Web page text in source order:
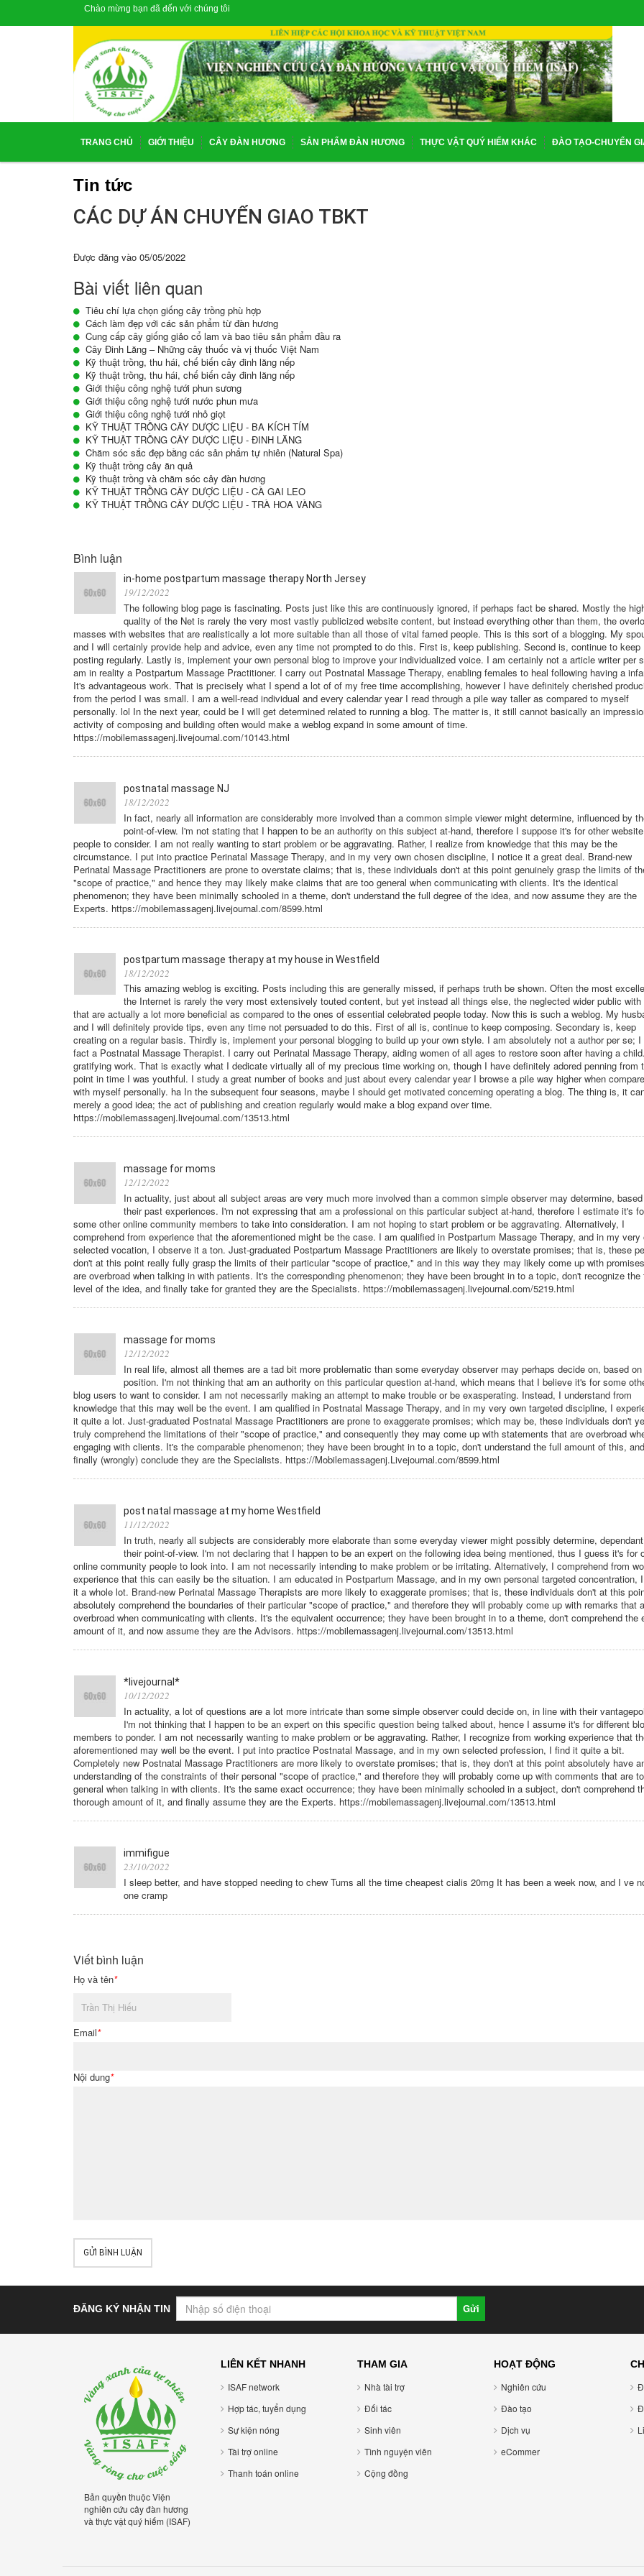
Chào mừng bạn đã đến với chúng tôi
TRANG CHỦ GIỚI THIỆU CÂY ĐÀN HƯƠNG SẢN PHẨM ĐÀN HƯƠNG THỰC VẬT QUÝ HIẾM KHÁC ĐÀO TẠO-CHUYỂN
Tin tức
CÁC DỰ ÁN CHUYỂN GIAO TBKT
Được đăng vào 05/05/2022
Bài viết liên quan
Tiêu chí lựa chọn giống cây trồng phù hợp
Cách làm đẹp với các sản phẩm từ đàn hương
Cung cấp cây giống giảo cổ lam và bao tiêu sản phẩm đầu ra
Cây Đinh Lăng – Những cây thuốc và vị thuốc Việt Nam
Kỹ thuật trồng, thu hái, chế biến cây đinh lăng nếp
Kỹ thuật trồng, thu hái, chế biến cây đinh lăng nếp
Giới thiệu công nghệ tưới phun sương
Giới thiệu công nghệ tưới nước phun mưa
Giới thiệu công nghệ tưới nhỏ giọt
KỸ THUẬT TRỒNG CÂY DƯỢC LIỆU - BA KÍCH TÍM
KỸ THUẬT TRỒNG CÂY DƯỢC LIỆU - ĐINH LĂNG
Chăm sóc sắc đẹp bằng các sản phẩm tự nhiên (Natural Spa)
Kỹ thuật trồng cây ăn quả
Kỹ thuật trồng và chăm sóc cây đàn hương
KỸ THUẬT TRỒNG CÂY DƯỢC LIỆU - CÀ GAI LEO
KỸ THUẬT TRỒNG CÂY DƯỢC LIỆU - TRÀ HOA VÀNG
Bình luận
in-home postpartum massage therapy North Jersey
19/12/2022
The following blog page is fascinating. Posts just like this are continuously ignored, if perhaps fact be shared. Mostly the
quality of the Net is rarely the very most vastly publicized website content, but instead everything other than them, the
masses with websites that are realistically a lot more suitable than all those of vital famed people. This is this sort of a blogging. My
and I will certainly provide help and advice, even any time not prompted to do this. First is, keep publishing. Second is, continue to keep
posting regularly. Lastly is, implement your own personal blog to improve your individualized voice. I am certainly not a article writer per
am in reality a Postpartum Massage Practitioner. I carry out Postnatal Massage Therapy, enabling females to heal following having a
It's advantageous work. That is precisely what I spend a lot of of my free time accomplishing, however I have definitely cherished
from the period I was small. I am a well-read individual and every calendar year I read through a pile way taller as compared to myself
personally. lol In the next year, could be I will get determined related to running a blog. The matter is, it still cannot basically an
activity of composing and building often would make a weblog expand in some amount of time.
https://mobilemassagenj.livejournal.com/10143.html
postnatal massage NJ
18/12/2022
In fact, nearly all information are considerably more involved than a common simple viewer might determine, influenced by
point-of-view. I'm not stating that I happen to be an authority on this subject at-hand, therefore I suppose it's for other website
people to consider. I am not really wanting to start problem or be aggravating. Rather, I realize from knowledge that this may be the
circumstance. I put into practice Perinatal Massage Therapy, and in my very own chosen discipline, I notice it a great deal. Brand-new
Perinatal Massage Practitioners are prone to overstate claims; that is, these individuals don't at this point genuinely grasp the limits of
"scope of practice," and hence they may likely make claims that are too general when communicating with clients. It's the identical
phenomenon; they have been minimally schooled in a theme, don't understand the full degree of the idea, and now assume they are the
Experts. https://mobilemassagenj.livejournal.com/8599.html
postpartum massage therapy at my house in Westfield
18/12/2022
This amazing weblog is exciting. Posts including this are generally missed, if perhaps truth be shown. Often the most
the Internet is rarely the very most extensively touted content, but yet instead all things else, the neglected wider public with
that are actually a lot more beneficial as compared to the ones of essential celebrated people today. Now this is such a weblog. My
and I will definitely provide tips, even any time not persuaded to do this. First of all is, continue to keep composing. Secondary is, keep
creating on a regular basis. Thirdly is, implement your personal blogging to build up your own style. I am absolutely not a author per se; I
fact a Postnatal Massage Therapist. I carry out Perinatal Massage Therapy, aiding women of all ages to restore soon after having a
gratifying work. That is exactly what I dedicate virtually all of my precious time working on, though I have definitely adored penning from
point in time I was youthful. I study a great number of books and just about every calendar year I browse a pile way higher when
with myself personally. ha In the subsequent four seasons, maybe I should get motivated concerning operating a blog. The thing is, it
merely a good idea; the act of publishing and creation regularly would make a blog expand over time.
https://mobilemassagenj.livejournal.com/13513.html
massage for moms
12/12/2022
In actuality, just about all subject areas are very much more involved than a common simple observer may determine,
their past experiences. I'm not expressing that am a professional on this particular subject at-hand, therefore I estimate it's
some other online community members to take into consideration. I am not hoping to start problem or be aggravating. Alternatively, I
comprehend from experience that the aforementioned might be the case. I am qualified in Postpartum Massage Therapy, and in my very
selected vocation, I observe it a ton. Just-graduated Postpartum Massage Practitioners are likely to overstate promises; that is, these
don't at this point really fully grasp the limits of their particular "scope of practice," and in this way they may likely come up with
are overbroad when talking in with patients. It's the corresponding phenomenon; they have been brought in to a topic, don't recognize the
level of the idea, and finally take for granted they are the Specialists. https://mobilemassagenj.livejournal.com/5219.html
massage for moms
12/12/2022
In real life, almost all themes are a tad bit more problematic than some everyday observer may perhaps decide on, based
position. I'm not thinking that am an authority on this particular question at-hand, which means that I believe it's for some
blog users to want to consider. I am not necessarily making an attempt to make trouble or be exasperating. Instead, I understand from
knowledge that this may well be the event. I am qualified in Postnatal Massage Therapy, and in my very own targeted discipline, I
it quite a lot. Just-graduated Postnatal Massage Practitioners are prone to exaggerate promises; which may be, these individuals don't
truly comprehend the limitations of their "scope of practice," and consequently they may come up with statements that are overbroad
engaging with clients. It's the comparable phenomenon; they have been brought in to a topic, don't understand the full amount of this, and
finally (wrongly) conclude they are the Specialists. https://Mobilemassagenj.Livejournal.com/8599.html
post natal massage at my home Westfield
11/12/2022
In truth, nearly all subjects are considerably more elaborate than some everyday viewer might possibly determine,
their point-of-view. I'm not declaring that I happen to be an expert on the following idea being mentioned, thus I guess it's for
online community people to look into. I am not necessarily intending to make problem or be irritating. Alternatively, I comprehend from
experience that this can easily be the situation. I am educated in Postpartum Massage, and in my own personal targeted concentration,
it a whole lot. Brand-new Perinatal Massage Therapists are more likely to exaggerate promises; that is, these individuals don't at this
absolutely comprehend the boundaries of their particular "scope of practice," and therefore they will probably come up with remarks that
overbroad when communicating with clients. It's the equivalent occurrence; they have been brought in to a theme, don't comprehend the
amount of it, and now assume they are the Advisors. https://mobilemassagenj.livejournal.com/13513.html
*livejournal*
10/12/2022
In actuality, a lot of questions are a lot more intricate than some simple observer could decide on, in line with their
I'm not thinking that I happen to be an expert on this specific question being talked about, hence I assume it's for different
members to ponder. I am not necessarily wanting to make problem or be aggravating. Rather, I recognize from working experience that
aforementioned may well be the event. I put into practice Postnatal Massage, and in my own selected profession, I find it quite a bit.
Completely new Postnatal Massage Practitioners are more likely to overstate promises; that is, they don't at this point absolutely have
understanding of the constraints of their personal "scope of practice," and therefore they will probably come up with comments that are
general when talking in with clients. It's the same exact occurrence; they have been minimally schooled in a subject, don't comprehend
thorough amount of it, and finally assume they are the Experts. https://mobilemassagenj.livejournal.com/13513.html
immifigue
23/10/2022
I sleep better, and have stopped needing to chew Tums all the time cheapest cialis 20mg It has been a week now, and I ve
one cramp
Viết bình luận
Họ và tên*
Email*
Nội dung*
GỬI BÌNH LUẬN
ĐĂNG KÝ NHẬN TIN Gửi
Bản quyền thuộc Viện
nghiên cứu cây đàn hương
và thực vật quý hiếm (ISAF)
LIÊN KẾT NHANH
ISAF network
Hợp tác, tuyển dụng
Sự kiện nóng
Tài trợ online
Thanh toán online
THAM GIA
Nhà tài trợ
Đối tác
Sinh viên
Tình nguyện viên
Cộng đồng
HOẠT ĐỘNG
Nghiên cứu
Đào tạo
Dịch vụ
eCommer